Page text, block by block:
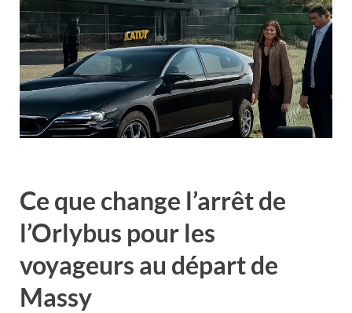
Ce que change l’arrêt de
l’Orlybus pour les
voyageurs au départ de
Massy